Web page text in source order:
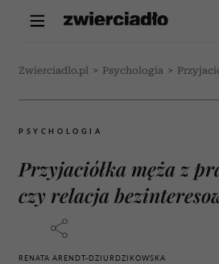
Zwierciadlo.pl > Psychologia >
PSYCHOLOGIA
Przyjaciółka męża z
czy relacja
RENATA ARENDT-DZIURDZIKOWSKA